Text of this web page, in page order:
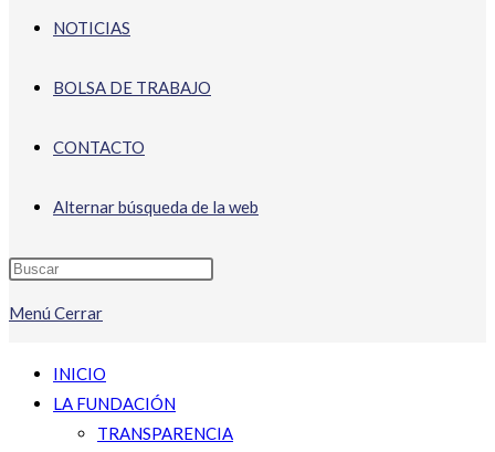
NOTICIAS
BOLSA DE TRABAJO
CONTACTO
Alternar búsqueda de la web
Menú Cerrar
INICIO
LA FUNDACIÓN
TRANSPARENCIA